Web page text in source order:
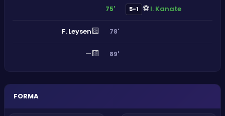
75' 5-1 ⚽I. Kanate
F. Leysen🟨 78'
—🟨 89'
FORMA